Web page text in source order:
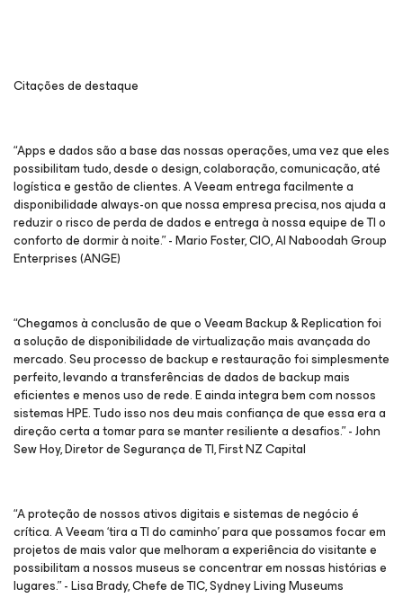
Citações de destaque
“Apps e dados são a base das nossas operações, uma vez que eles
possibilitam tudo, desde o design, colaboração, comunicação, até
logística e gestão de clientes. A Veeam entrega facilmente a
disponibilidade always-on que nossa empresa precisa, nos ajuda a
reduzir o risco de perda de dados e entrega à nossa equipe de TI o
conforto de dormir à noite.” - Mario Foster, CIO, Al Naboodah Group
Enterprises (ANGE)
“Chegamos à conclusão de que o Veeam Backup & Replication foi
a solução de disponibilidade de virtualização mais avançada do
mercado. Seu processo de backup e restauração foi simplesmente
perfeito, levando a transferências de dados de backup mais
eficientes e menos uso de rede. E ainda integra bem com nossos
sistemas HPE. Tudo isso nos deu mais confiança de que essa era a
direção certa a tomar para se manter resiliente a desafios.” - John
Sew Hoy, Diretor de Segurança de TI, First NZ Capital
“A proteção de nossos ativos digitais e sistemas de negócio é
crítica. A Veeam ‘tira a TI do caminho’ para que possamos focar em
projetos de mais valor que melhoram a experiência do visitante e
possibilitam a nossos museus se concentrar em nossas histórias e
lugares.” - Lisa Brady, Chefe de TIC, Sydney Living Museums